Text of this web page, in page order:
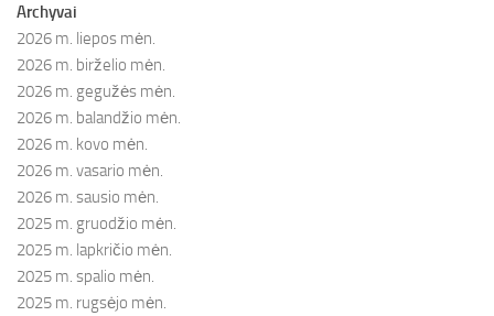
Archyvai
2026 m. liepos mėn.
2026 m. birželio mėn.
2026 m. gegužės mėn.
2026 m. balandžio mėn.
2026 m. kovo mėn.
2026 m. vasario mėn.
2026 m. sausio mėn.
2025 m. gruodžio mėn.
2025 m. lapkričio mėn.
2025 m. spalio mėn.
2025 m. rugsėjo mėn.